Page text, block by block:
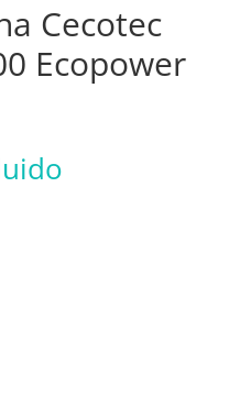
Cecotec
Ecopower